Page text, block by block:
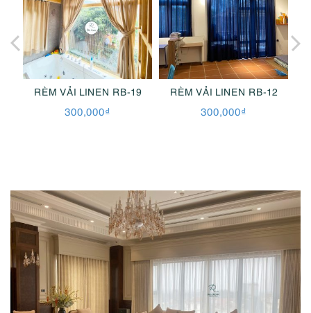
RÈM VẢI LINEN RB-19
300,000₫
RÈM VẢI LINEN RB-12
300,000₫